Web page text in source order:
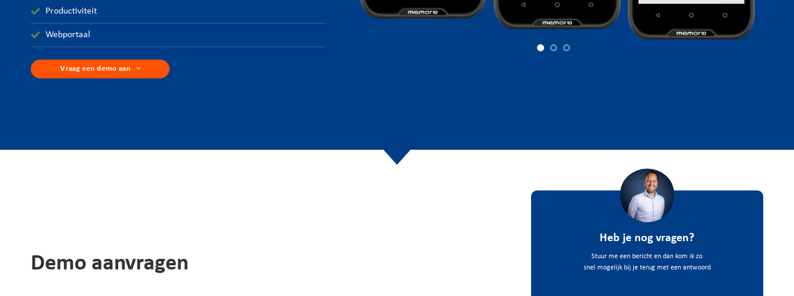
Productiviteit
Webportaal
Vraag een demo aan
Demo aanvragen
Heb je nog vragen?
Stuur me een bericht en dan kom ik zo
snel mogelijk bij je terug met een antwoord